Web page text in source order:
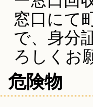
窓口にて
で、身分
ろしくお
危険物